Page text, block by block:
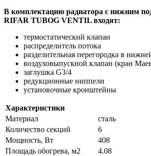
В комплектацию радиатора с нижним
RIFAR TUBOG VENTIL входят:
термостатический клапан
распределитель потока
разделительная перегородка в
воздуховыпускной клапан (кран
заглушка G3/4
редукционные ниппели
установочные кронштейны
Характеристики
Материал
сталь
Количество секций
6
Мощность, Вт
408
Площадь обогрева, м2
4.08